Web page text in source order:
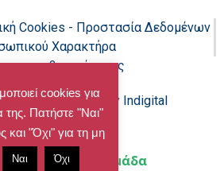
Cookies - Προστασία Δεδομένων
Χαρακτήρα
προσβασιμότητας
Powered by Indigital
2η Εβδομάδα
cookies για
της. Πατήστε "Ναι"
και "Όχι" για τη μη
Ναι Όχι